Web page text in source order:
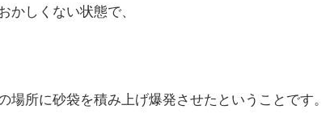
しくない状態で、
所に砂袋を積み上げ爆発させたということです。